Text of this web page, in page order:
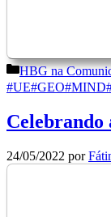
Categorias
HBG na
Celebrando
24/05/2022 por